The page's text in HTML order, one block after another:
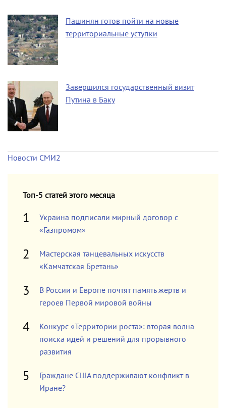
Пашинян готов пойти на новые
территориальные уступки
Завершился государственный визит
Путина в Баку
Новости СМИ2
Топ-5 статей этого месяца
Украина подписали мирный договор с
«Газпромом»
Мастерская танцевальных искусств
«Камчатская Бретань»
В России и Европе почтят память жертв и
героев Первой мировой войны
Конкурс «Территории роста»: вторая волна
поиска идей и решений для прорывного
развития
Граждане США поддерживают конфликт в
Иране?